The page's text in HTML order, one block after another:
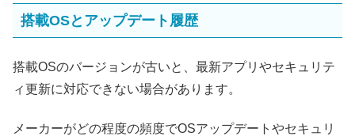
搭載OSとアップデート履歴
搭載OSのバージョンが古いと、最新アプリやセキュリテ
ィ更新に対応できない場合があります。
メーカーがどの程度の頻度でOSアップデートやセキュリ